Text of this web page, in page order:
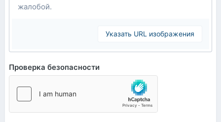
жалобой.
Указать URL изображения
Проверка безопасности